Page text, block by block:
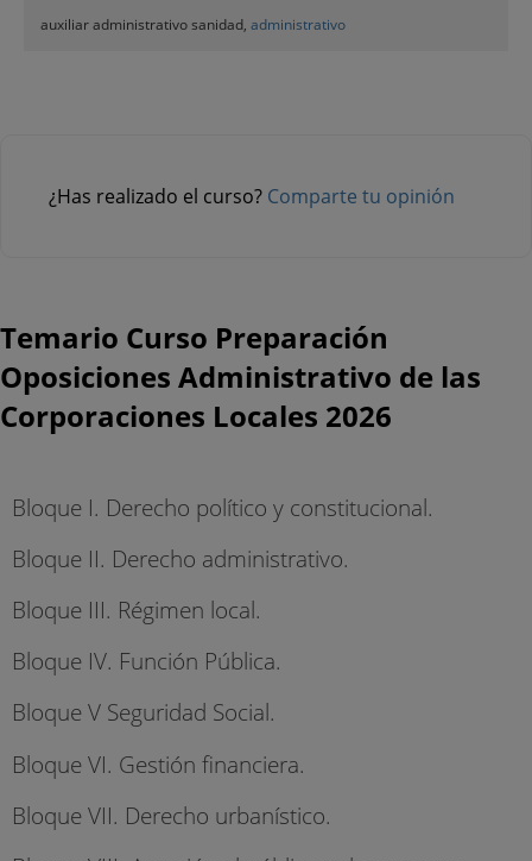
auxiliar administrativo sanidad, administrativo
¿Has realizado el curso? Comparte tu opinión
Temario Curso Preparación
Oposiciones Administrativo de las
Corporaciones Locales 2026
Bloque I. Derecho político y constitucional.
Bloque II. Derecho administrativo.
Bloque III. Régimen local.
Bloque IV. Función Pública.
Bloque V Seguridad Social.
Bloque VI. Gestión financiera.
Bloque VII. Derecho urbanístico.